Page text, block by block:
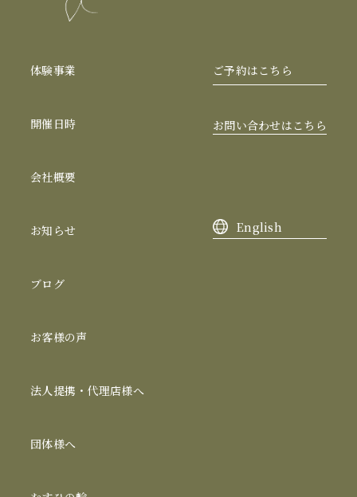
体験事業
開催日時
会社概要
お知らせ
ブログ
お客様の声
法人提携・代理店様へ
団体様へ
ご予約はこちら
お問い合わせはこちら
English